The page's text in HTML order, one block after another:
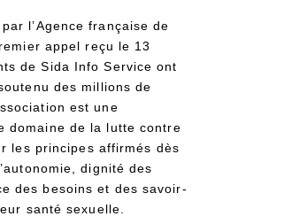
l’Agence française de
appel reçu le 13
de Sida Info Service ont
des millions de
est une
domaine de la lutte contre
les principes affirmés dès
dignité des
des besoins et des savoir-
santé sexuelle.